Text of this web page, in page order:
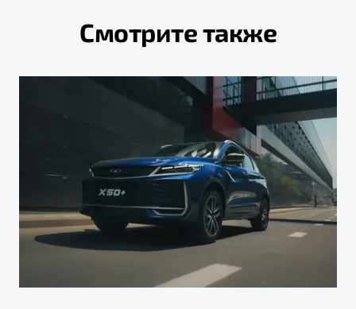
Смотрите также